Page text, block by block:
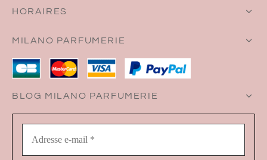
HORAIRES
MILANO PARFUMERIE
BLOG MILANO PARFUMERIE